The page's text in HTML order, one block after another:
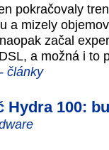
pokračovaly
a mizely
začal
a možná i
články
Hydra 100: